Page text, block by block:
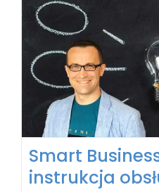
Smart
instrukcja